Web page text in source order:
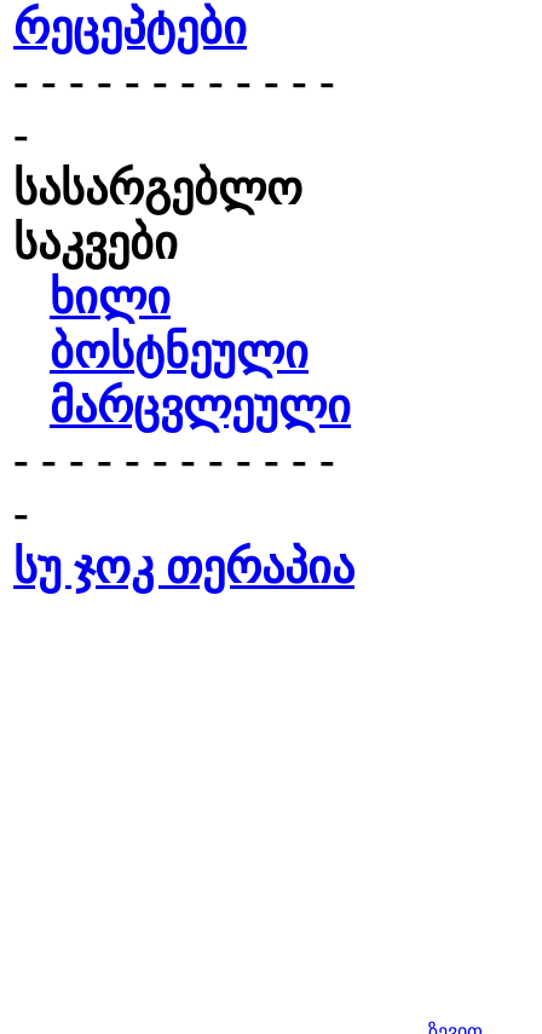
რეცეპტები
- - - - - - - - - - - -
-
სასარგებლო
საკვები
ხილი
ბოსტნეული
მარცვლეული
- - - - - - - - - - - -
-
სუ ჯოკ თერაპია